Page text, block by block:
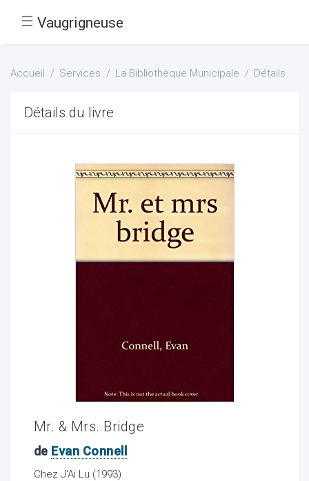
☰ Vaugrigneuse
Accueil Services La Bibliothèque Municipale Détails
Détails du livre
Mr. & Mrs. Bridge
de Evan Connell
Chez J'Ai Lu (1993)